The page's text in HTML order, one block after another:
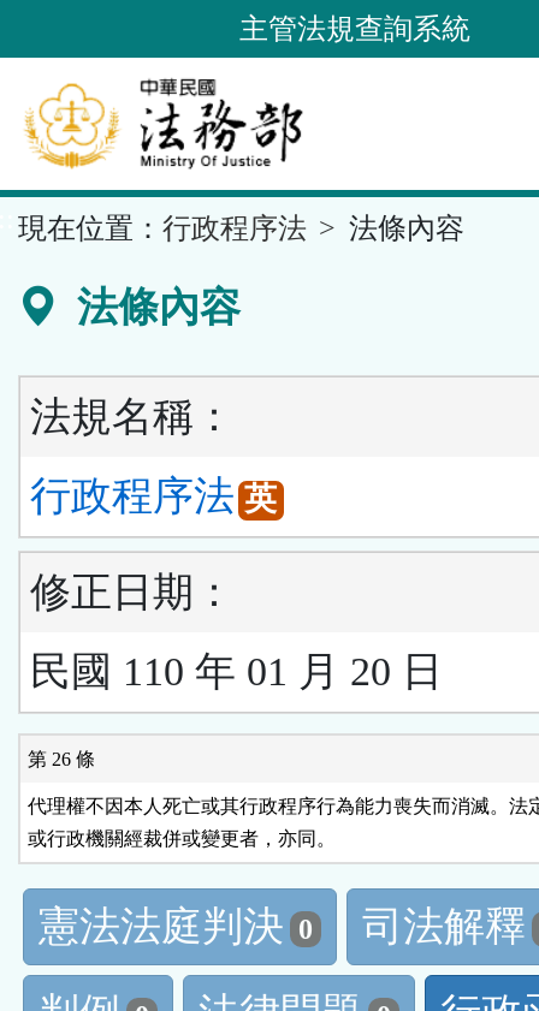
到
要
內
容
區
主管法規查詢系統
現在位置： 行政程序法 法條內容
法條內容
法規名稱：
行政程序法 英
修正日期：
民國 110 年 01 月 20 日
第 26 條
代理權不因本人死亡或其行政程序行為能力喪失而消滅。法
或行政機關經裁併或變更者，亦同。
憲法法庭判決 0
司法解釋